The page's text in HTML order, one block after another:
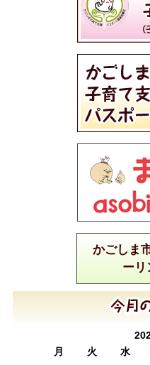
かごしま
ーリ
月
火 水